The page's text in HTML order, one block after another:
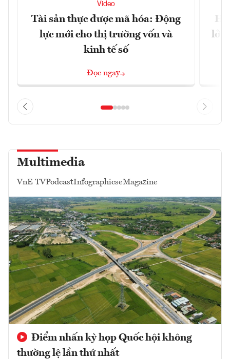
Video
Tài sản thực được mã hóa: Động
lực mới cho thị trường vốn và
kinh tế số
Đọc ngay
lở
Multimedia
VnE TVPodcastInfographicseMagazine
Điểm nhấn kỳ họp Quốc hội không
thường lệ lần thứ nhất